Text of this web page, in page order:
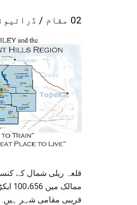
02 مقام / ڈرائیونگ ہدایات
قلعہ ریلی شمال کے
قریبی مقامی شہر